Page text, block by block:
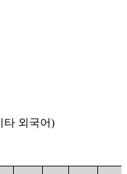
타 외국어)